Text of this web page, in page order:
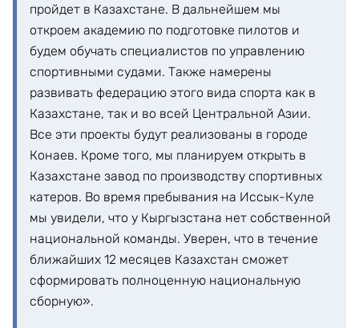
пройдет в Казахстане. В дальнейшем мы
откроем академию по подготовке пилотов и
будем обучать специалистов по управлению
спортивными судами. Также намерены
развивать федерацию этого вида спорта как в
Казахстане, так и во всей Центральной Азии.
Все эти проекты будут реализованы в городе
Конаев. Кроме того, мы планируем открыть в
Казахстане завод по производству спортивных
катеров. Во время пребывания на Иссык-Куле
мы увидели, что у Кыргызстана нет собственной
национальной команды. Уверен, что в течение
ближайших 12 месяцев Казахстан сможет
сформировать полноценную национальную
сборную».